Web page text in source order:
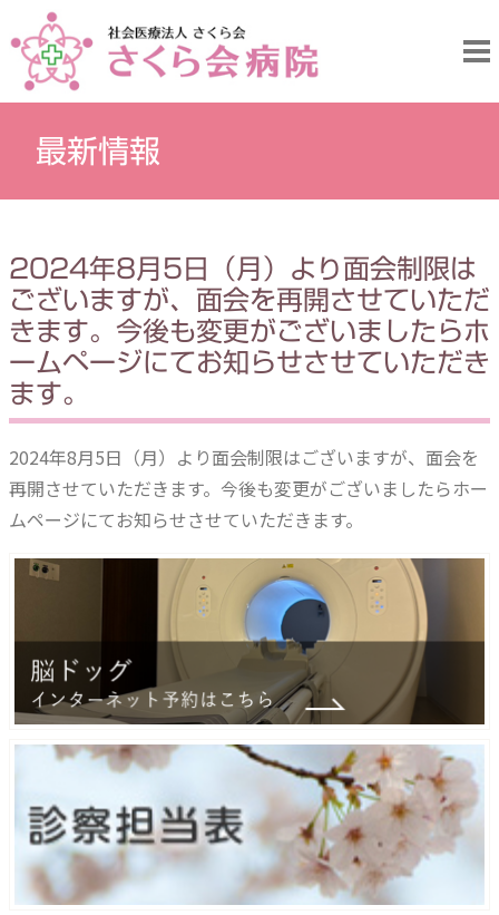
最新情報
2024年8月5日（月）より面会制限は
ございますが、面会を再開させていただ
きます。今後も変更がございましたらホ
ームページにてお知らせさせていただき
ます。
2024年8月5日（月）より面会制限はございますが、面会を
再開させていただきます。今後も変更がございましたらホー
ムページにてお知らせさせていただきます。